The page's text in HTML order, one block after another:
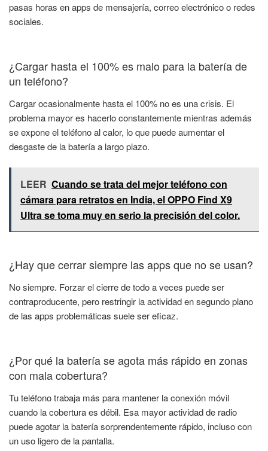
pasas horas en apps de mensajería, correo electrónico o redes
sociales.
¿Cargar hasta el 100% es malo para la batería de
un teléfono?
Cargar ocasionalmente hasta el 100% no es una crisis. El
problema mayor es hacerlo constantemente mientras además
se expone el teléfono al calor, lo que puede aumentar el
desgaste de la batería a largo plazo.
LEER Cuando se trata del mejor teléfono con
cámara para retratos en India, el OPPO Find X9
Ultra se toma muy en serio la precisión del color.
¿Hay que cerrar siempre las apps que no se usan?
No siempre. Forzar el cierre de todo a veces puede ser
contraproducente, pero restringir la actividad en segundo plano
de las apps problemáticas suele ser eficaz.
¿Por qué la batería se agota más rápido en zonas
con mala cobertura?
Tu teléfono trabaja más para mantener la conexión móvil
cuando la cobertura es débil. Esa mayor actividad de radio
puede agotar la batería sorprendentemente rápido, incluso con
un uso ligero de la pantalla.